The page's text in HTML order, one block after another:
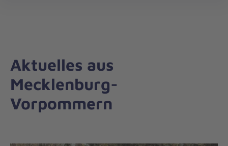
Aktuelles aus
Mecklenburg-
Vorpommern